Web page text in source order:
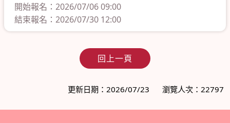
開始報名：2026/07/06 09:00
結束報名：2026/07/30 12:00
回上一頁
更新日期：2026/07/23 瀏覽人次：22797